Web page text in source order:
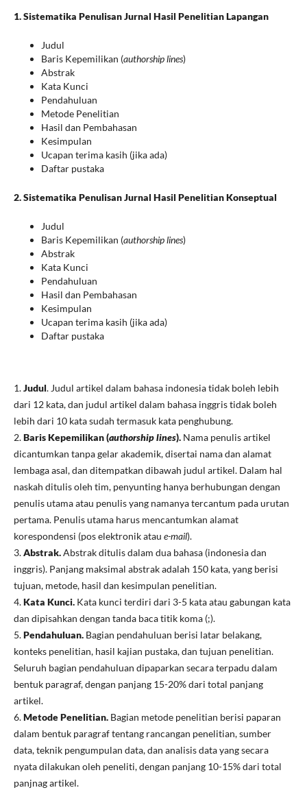
1. Sistematika Penulisan Jurnal Hasil Penelitian Lapangan
Judul
Baris Kepemilikan (authorship lines)
Abstrak
Kata Kunci
Pendahuluan
Metode Penelitian
Hasil dan Pembahasan
Kesimpulan
Ucapan terima kasih (jika ada)
Daftar pustaka
2. Sistematika Penulisan Jurnal Hasil Penelitian Konseptual
Judul
Baris Kepemilikan (authorship lines)
Abstrak
Kata Kunci
Pendahuluan
Hasil dan Pembahasan
Kesimpulan
Ucapan terima kasih (jika ada)
Daftar pustaka
1.Judul. Judul artikel dalam bahasa indonesia tidak boleh lebih
dari 12 kata, dan judul artikel dalam bahasa inggris tidak boleh
lebih dari 10 kata sudah termasuk kata penghubung.
2.Baris Kepemilikan (authorship lines). Nama penulis artikel
dicantumkan tanpa gelar akademik, disertai nama dan alamat
lembaga asal, dan ditempatkan dibawah judul artikel. Dalam hal
naskah ditulis oleh tim, penyunting hanya berhubungan dengan
penulis utama atau penulis yang namanya tercantum pada urutan
pertama. Penulis utama harus mencantumkan alamat
korespondensi (pos elektronik atau e-mail).
3.Abstrak.Abstrak ditulis dalam dua bahasa (indonesia dan
inggris). Panjang maksimal abstrak adalah 150 kata, yang berisi
tujuan, metode, hasil dan kesimpulan penelitian.
4.Kata Kunci. Kata kunci terdiri dari 3-5 kata atau gabungan kata
dan dipisahkan dengan tanda baca titik koma (;).
5.Pendahuluan. Bagian pendahuluan berisi latar belakang,
konteks penelitian, hasil kajian pustaka, dan tujuan penelitian.
Seluruh bagian pendahuluan dipaparkan secara terpadu dalam
bentuk paragraf, dengan panjang 15-20% dari total panjang
artikel.
6.Metode Penelitian. Bagian metode penelitian berisi paparan
dalam bentuk paragraf tentang rancangan penelitian, sumber
data, teknik pengumpulan data, dan analisis data yang secara
nyata dilakukan oleh peneliti, dengan panjang 10-15% dari total
panjnag artikel.